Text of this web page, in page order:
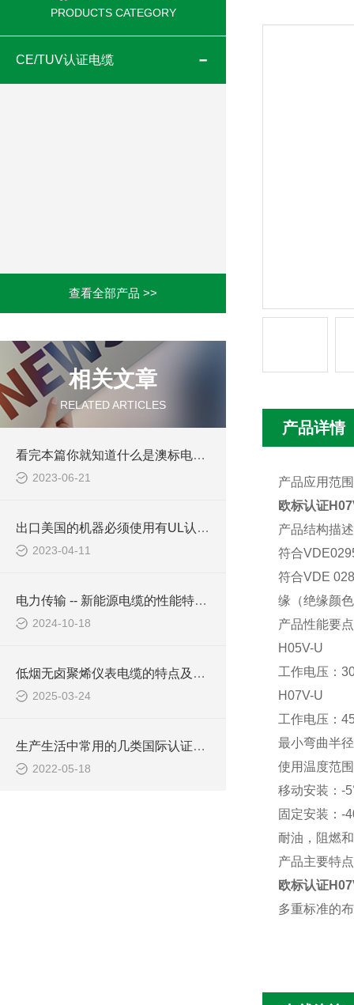
PRODUCTS CATEGORY
CE/TUV认证电缆
查看全部产品 >>
相关文章
RELATED ARTICLES
看完本篇你就知道什么是澳标电缆了
2023-06-21
出口美国的机器必须使用有UL认证电缆吗
2023-04-11
电力传输 -- 新能源电缆的性能特点有哪些？
2024-10-18
低烟无卤聚烯仪表电缆的特点及应用领域
2025-03-24
生产生活中常用的几类国际认证电线电缆绝缘材料
2022-05-18
产品详情
产品应用范
欧标认证
产品结构描
符合
符合VDE
缘（绝缘颜
产品性能要
H05V-U
工作电压：
H07V-U
工作电压：
最小弯曲半
使用温度范
移动安装： -
固定安装： -
耐油，阻燃
产品主要特点
欧标认证
多重标准的